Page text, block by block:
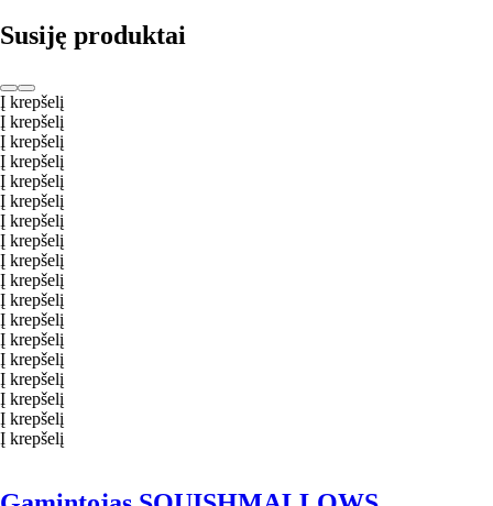
Susiję produktai
Į krepšelį
Į krepšelį
Į krepšelį
Į krepšelį
Į krepšelį
Į krepšelį
Į krepšelį
Į krepšelį
Į krepšelį
Į krepšelį
Į krepšelį
Į krepšelį
Į krepšelį
Į krepšelį
Į krepšelį
Į krepšelį
Į krepšelį
Į krepšelį